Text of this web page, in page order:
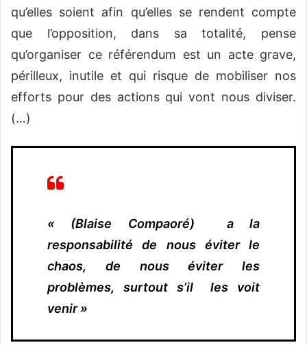
qu’elles soient afin qu’elles se rendent compte
que l’opposition, dans sa totalité, pense
qu’organiser ce référendum est un acte grave,
périlleux, inutile et qui risque de mobiliser nos
efforts pour des actions qui vont nous diviser.
(…)
« (Blaise Compaoré) a la
responsabilité de nous éviter le
chaos, de nous éviter les
problèmes, surtout s’il les voit
venir »